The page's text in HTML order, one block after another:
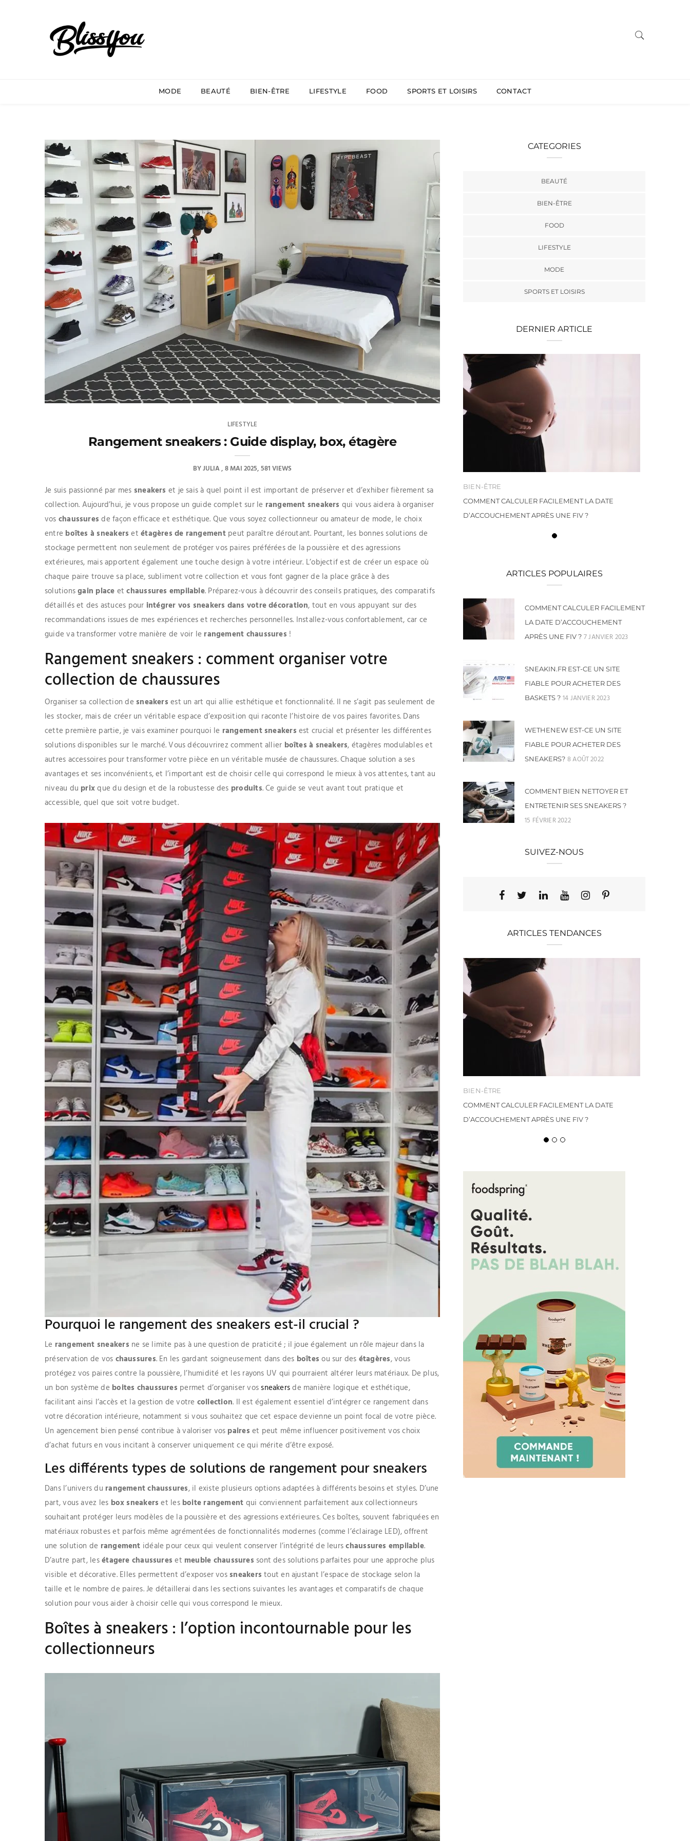
MODE BEAUTÉ BIEN-ÊTRE LIFESTYLE FOOD SPORTS ET LOISIRS CONTACT
LIFESTYLE
Rangement sneakers : Guide display, box, étagère
BYJULIA 8 MAI 2025 581 VIEWS
Je suis passionné par mes sneakers et je sais à quel point il est important de préserver et d’exhiber fièrement sa
collection. Aujourd’hui, je vous propose un guide complet sur le rangement sneakers qui vous aidera à organiser
vos chaussures de façon efficace et esthétique. Que vous soyez collectionneur ou amateur de mode, le choix
entre boîtes à sneakers etétagères de rangementpeut paraître déroutant. Pourtant, les bonnes solutions de
stockage permettent non seulement de protéger vos paires préférées de la poussière et des agressions
extérieures, mais apportent également une touche design à votre intérieur. L’objectif est de créer un espace où
chaque paire trouve sa place, subliment votre collection et vous font gagner de la place grâce à des
solutionsgain place etchaussures empilable. Préparez-vous à découvrir des conseils pratiques, des comparatifs
détaillés et des astuces pour intégrer vos sneakers dans votre décoration, tout en vous appuyant sur des
recommandations issues de mes expériences et recherches personnelles. Installez-vous confortablement, car ce
guide va transformer votre manière de voir le rangement chaussures !
Rangement sneakers : comment organiser votre
collection de chaussures
Organiser sa collection desneakers est un art qui allie esthétique et fonctionnalité. Il ne s’agit pas seulement de
les stocker, mais de créer un véritable espace d’exposition qui raconte l’histoire de vos paires favorites. Dans
cette première partie, je vais examiner pourquoi le rangement sneakers est crucial et présenter les différentes
solutions disponibles sur le marché. Vous découvrirez comment allier boîtes à sneakers, étagères modulables et
autres accessoires pour transformer votre pièce en un véritable musée de chaussures. Chaque solution a ses
avantages et ses inconvénients, et l’important est de choisir celle qui correspond le mieux à vos attentes, tant au
niveau du prixque du design et de la robustesse des produits. Ce guide se veut avant tout pratique et
accessible, quel que soit votre budget.
Pourquoi le rangement des sneakers est-il crucial ?
Le rangement sneakers ne se limite pas à une question de praticité ; il joue également un rôle majeur dans la
préservation de vos chaussures. En les gardant soigneusement dans des boîtes ou sur des étagères, vous
protégez vos paires contre la poussière, l’humidité et les rayons UV qui pourraient altérer leurs matériaux. De plus,
un bon système de boites chaussures permet d’organiser vos sneakersde manière logique et esthétique,
facilitant ainsi l’accès et la gestion de votre collection. Il est également essentiel d’intégrer ce rangement dans
votre décoration intérieure, notamment si vous souhaitez que cet espace devienne un point focal de votre pièce.
Un agencement bien pensé contribue à valoriser vos paires et peut même influencer positivement vos choix
d’achat futurs en vous incitant à conserver uniquement ce qui mérite d’être exposé.
Les différents types de solutions de rangement pour sneakers
Dans l’univers du rangement chaussures, il existe plusieurs options adaptées à différents besoins et styles. D’une
part, vous avez les box sneakers et les boite rangement qui conviennent parfaitement aux collectionneurs
souhaitant protéger leurs modèles de la poussière et des agressions extérieures. Ces boîtes, souvent fabriquées en
matériaux robustes et parfois même agrémentées de fonctionnalités modernes (comme l’éclairage LED), offrent
une solution de rangement idéale pour ceux qui veulent conserver l’intégrité de leurschaussures empilable.
D’autre part, lesétagere chaussures et meuble chaussures sont des solutions parfaites pour une approche plus
visible et décorative. Elles permettent d’exposer vossneakers tout en ajustant l’espace de stockage selon la
taille et le nombre de paires. Je détaillerai dans les sections suivantes les avantages et comparatifs de chaque
solution pour vous aider à choisir celle qui vous correspond le mieux.
Boîtes à sneakers : l’option incontournable pour les
collectionneurs
CATEGORIES
BEAUTÉ
BIEN-ÊTRE
FOOD
LIFESTYLE
MODE
SPORTS ET LOISIRS
DERNIER ARTICLE
BIEN-ÊTRE
COMMENT CALCULER FACILEMENT LA DATE
D’ACCOUCHEMENT APRÈS UNE FIV ?
ARTICLES POPULAIRES
COMMENT CALCULER FACILEMENT
LA DATE D’ACCOUCHEMENT
APRÈS UNE FIV ? 7 JANVIER 2023
SNEAKIN.FR EST-CE UN SITE
FIABLE POUR ACHETER DES
BASKETS ? 14 JANVIER 2023
WETHENEW EST-CE UN SITE
FIABLE POUR ACHETER DES
SNEAKERS? 8 AOÛT 2022
COMMENT BIEN NETTOYER ET
ENTRETENIR SES SNEAKERS ?
15 FÉVRIER 2022
SUIVEZ-NOUS
ARTICLES TENDANCES
BIEN-ÊTRE
COMMENT CALCULER FACILEMENT LA DATE
D’ACCOUCHEMENT APRÈS UNE FIV ?